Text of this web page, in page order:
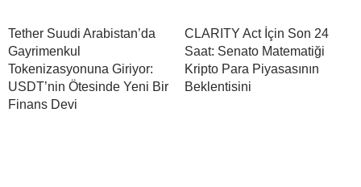
Tether Suudi Arabistan’da
Gayrimenkul
Tokenizasyonuna Giriyor:
USDT’nin Ötesinde Yeni Bir
Finans Devi
CLARITY Act İçin Son 24
Saat: Senato Matematiği
Kripto Para Piyasasının
Beklentisini